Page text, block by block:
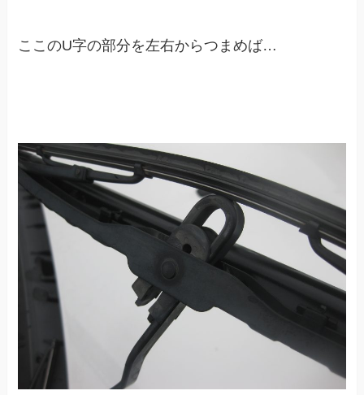
ここのU字の部分を左右からつまめば…